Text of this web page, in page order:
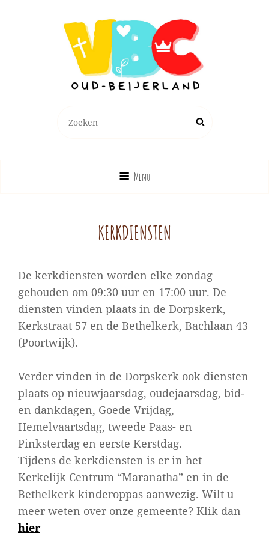
naar:
Zoek
Menu
KERKDIENSTEN
De kerkdiensten worden elke zondag
gehouden om 09:30 uur en 17:00 uur. De
diensten vinden plaats in de Dorpskerk,
Kerkstraat 57 en de Bethelkerk, Bachlaan 43
(Poortwijk).
Verder vinden in de Dorpskerk ook diensten
plaats op nieuwjaarsdag, oudejaarsdag, bid-
en dankdagen, Goede Vrijdag,
Hemelvaartsdag, tweede Paas- en
Pinksterdag en eerste Kerstdag.
Tijdens de kerkdiensten is er in het
Kerkelijk Centrum “Maranatha” en in de
Bethelkerk kinderoppas aanwezig. Wilt u
meer weten over onze gemeente? Klik dan
hier